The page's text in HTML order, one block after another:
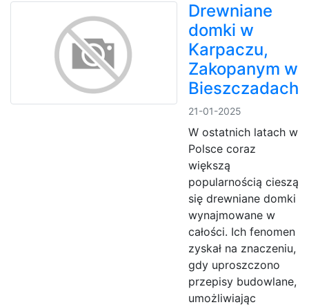
Drewniane
domki w
Karpaczu,
Zakopanym w
Bieszczadach
21-01-2025
W ostatnich latach w
Polsce coraz
większą
popularnością cieszą
się drewniane domki
wynajmowane w
całości. Ich fenomen
zyskał na znaczeniu,
gdy uproszczono
przepisy budowlane,
umożliwiając